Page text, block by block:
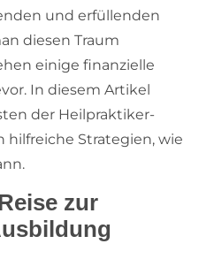
und erfüllenden
diesen Traum
einige finanzielle
In diesem Artikel
der Heilpraktiker-
Strategien, wie
zur